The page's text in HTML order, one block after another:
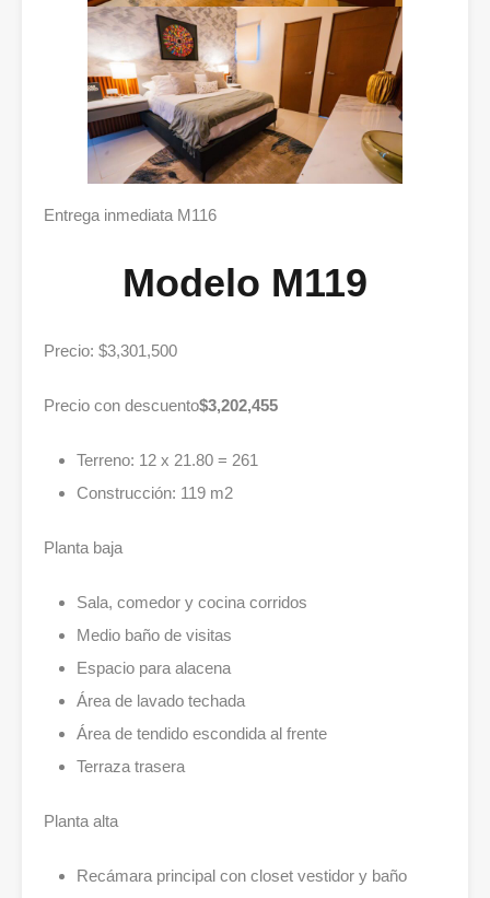
Entrega inmediata M116
Modelo M119
Precio: $3,301,500
Precio con descuento$3,202,455
Terreno: 12 x 21.80 = 261
Construcción: 119 m2
Planta baja
Sala, comedor y cocina corridos
Medio baño de visitas
Espacio para alacena
Área de lavado techada
Área de tendido escondida al frente
Terraza trasera
Planta alta
Recámara principal con closet vestidor y baño